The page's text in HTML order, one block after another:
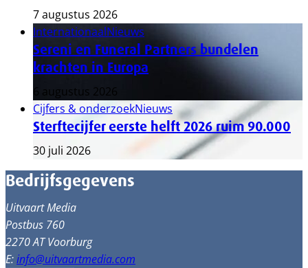
7 augustus 2026
InternationaalNieuws
Sereni en Funeral Partners bundelen
krachten in Europa
6 augustus 2026
Cijfers & onderzoekNieuws
Sterftecijfer eerste helft 2026 ruim 90.000
30 juli 2026
Bedrijfsgegevens
Uitvaart Media
Postbus 760
2270 AT Voorburg
E:info@uitvaartmedia.com